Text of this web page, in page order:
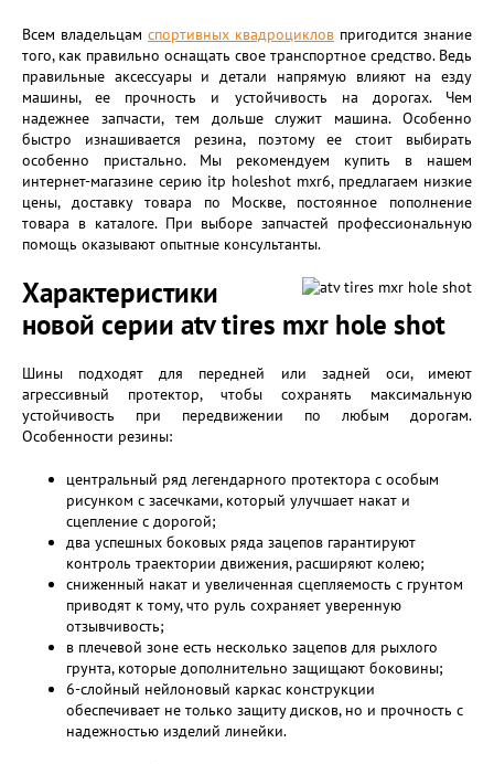
Всем владельцам спортивных квадроциклов пригодится знание
того, как правильно оснащать свое транспортное средство. Ведь
правильные аксессуары и детали напрямую влияют на езду
машины, ее прочность и устойчивость на дорогах. Чем
надежнее запчасти, тем дольше служит машина. Особенно
быстро изнашивается резина, поэтому ее стоит выбирать
особенно пристально. Мы рекомендуем купить в нашем
интернет-магазине серию itp holeshot mxr6, предлагаем низкие
цены, доставку товара по Москве, постоянное пополнение
товара в каталоге. При выборе запчастей профессиональную
помощь оказывают опытные консультанты.
Характеристики
новой серии atv tires mxr hole shot
Шины подходят для передней или задней оси, имеют
агрессивный протектор, чтобы сохранять максимальную
устойчивость при передвижении по любым дорогам.
Особенности резины:
центральный ряд легендарного протектора с особым
рисунком с засечками, который улучшает накат и
сцепление с дорогой;
два успешных боковых ряда зацепов гарантируют
контроль траектории движения, расширяют колею;
сниженный накат и увеличенная сцепляемость с грунтом
приводят к тому, что руль сохраняет уверенную
отзывчивость;
в плечевой зоне есть несколько зацепов для рыхлого
грунта, которые дополнительно защищают боковины;
6-слойный нейлоновый каркас конструкции
обеспечивает не только защиту дисков, но и прочность с
надежностью изделий линейки.